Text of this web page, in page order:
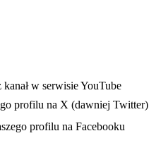
nowej karciew serwisie YouTube
profilu na X (dawniej Twitter)
w nowej karcieprofilu na Facebooku